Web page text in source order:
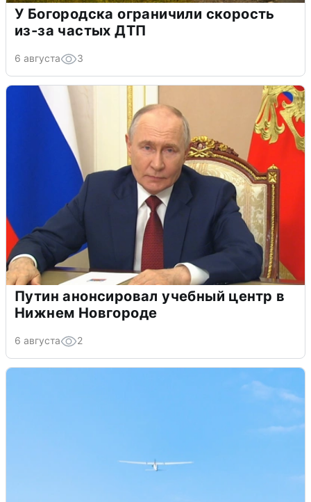
У Богородска ограничили скорость
из-за частых ДТП
6 августа 3
Путин анонсировал учебный центр в
Нижнем Новгороде
6 августа 2